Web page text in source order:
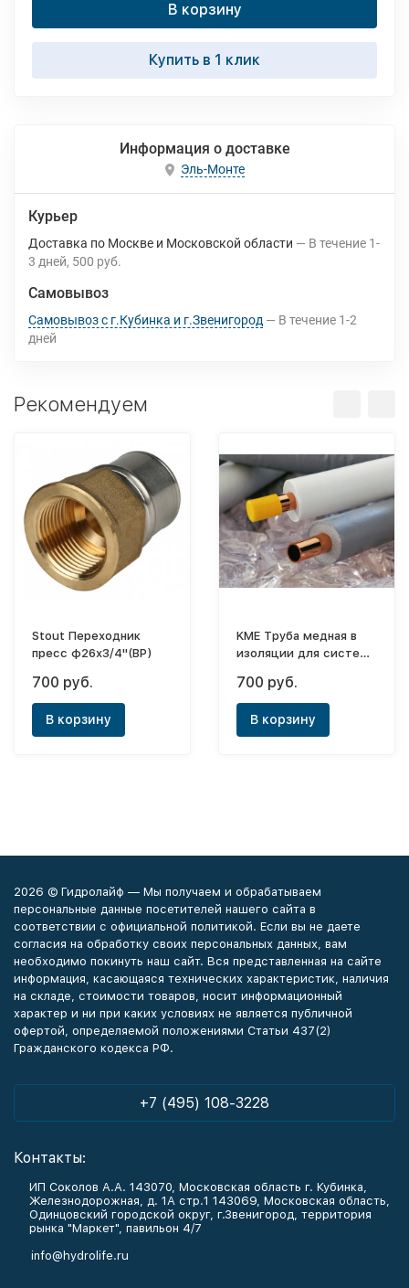
В корзину
Купить в 1 клик
Информация о доставке
Эль-Монте
Курьер
Доставка по Москве и Московской области В течение 1-
3 дней 500 руб.
Самовывоз
Самовывоз с г.Кубинка и г.Звенигород В течение 1-2
дней
Рекомендуем
Stout Переходник
пресс ф26х3/4"(ВР)
700 руб.
В корзину
KME Труба медная в
изоляции для систем
Wicu Clim ф16-5/8"
700 руб.
В корзину
2026 © Гидролайф — Мы получаем и обрабатываем
персональные данные посетителей нашего сайта в
соответствии с официальной политикой. Если вы не даете
согласия на обработку своих персональных данных, вам
необходимо покинуть наш сайт. Вся представленная на сайте
информация, касающаяся технических характеристик, наличия
на складе, стоимости товаров, носит информационный
характер и ни при каких условиях не является публичной
офертой, определяемой положениями Статьи 437(2)
Гражданского кодекса РФ.
+7 (495) 108-3228
Контакты:
ИП Соколов А.А. 143070, Московская область г. Кубинка,
Железнодорожная, д. 1А стр.1 143069, Московская область,
Одинцовский городской округ, г.Звенигород, территория
рынка "Маркет", павильон 4/7
info@hydrolife.ru